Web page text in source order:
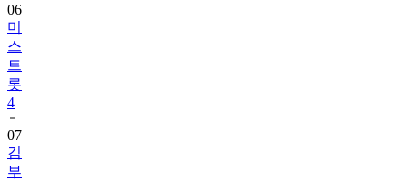
06
미
스
트
롯
4
07
김
부